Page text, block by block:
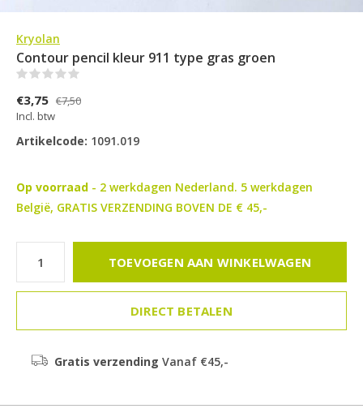
Kryolan
Contour pencil kleur 911 type gras groen
€3,75 €7,50
Incl. btw
Artikelcode: 1091.019
Op voorraad - 2 werkdagen Nederland. 5 werkdagen
België, GRATIS VERZENDING BOVEN DE € 45,-
TOEVOEGEN AAN WINKELWAGEN
DIRECT BETALEN
Gratis verzending Vanaf €45,-